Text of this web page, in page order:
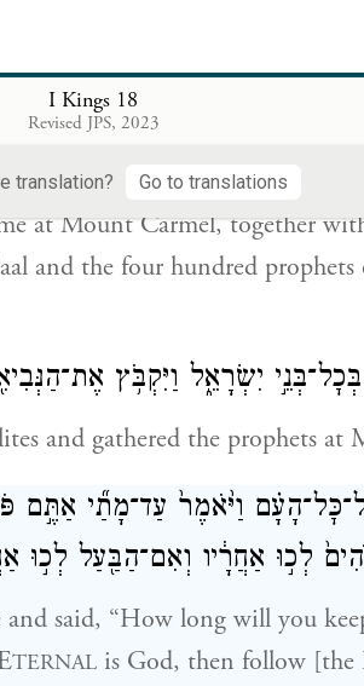
I Kings 18
Revised JPS, 2023
translation? Go to translations
אֵלַ֛י אֶת־כׇּל־יִשְׂרָאֵ֖ל אֶל־הַ֣ר
הָאֲשֵׁרָה֙ אַרְבַּ֣ע מֵא֔וֹת
at Mount Carmel, together
and the four hundred prophets
יִשְׂרָאֵ֑ל וַיִּקְבֹּ֥ץ
and gathered the prophets at
וַיֹּ֙אמֶר֙ עַד־מָתַ֞י אַתֶּ֣ם
לְכ֣וּ אַחֲרָ֔יו וְאִם־הַבַּ֖עַל לְכ֣וּ
and said, “How long will you
TERNAL is God, then follow [the